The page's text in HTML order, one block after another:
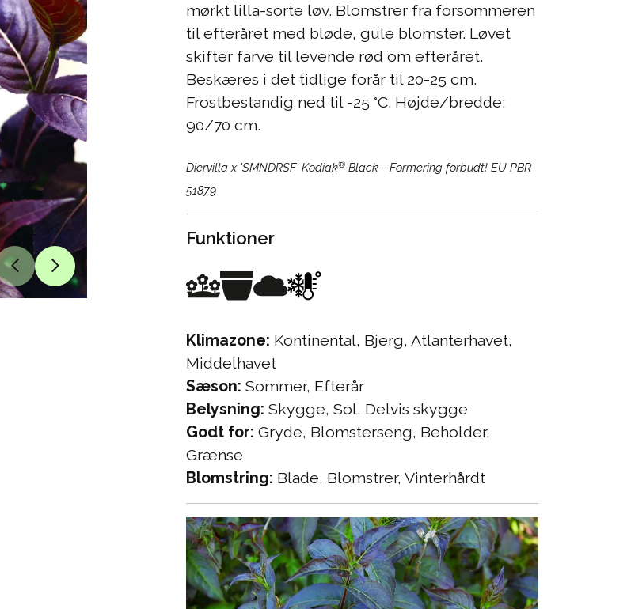
mørkt lilla-sorte løv. Blomstrer fra forsommeren
til efteråret med bløde, gule blomster. Løvet
skifter farve til levende rød om efteråret.
Beskæres i det tidlige forår til 20-25 cm.
Frostbestandig ned til -25 °C. Højde/bredde:
90/70 cm.
Diervilla x 'SMNDRSF' Kodiak® Black - Formering forbudt! EU PBR
51879
Funktioner
Klimazone: Kontinental, Bjerg, Atlanterhavet,
Middelhavet
Sæson: Sommer, Efterår
Belysning: Skygge, Sol, Delvis skygge
Godt for: Gryde, Blomsterseng, Beholder,
Grænse
Blomstring: Blade, Blomstrer, Vinterhårdt